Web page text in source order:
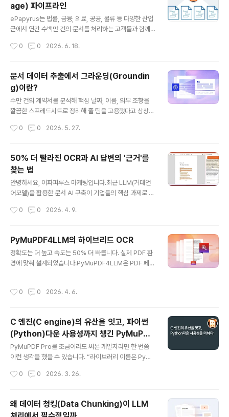
는 점입니다. 별거 아닌 것처럼 보일 수 있지만, 마크다운에
서 PDF를 만드는 작업부터 문서 분석 파이프라인까지, 뒷
단에서 쓰는 여러 도구들이 이 두 기능 덕분에 새로운 방식
구"가 되다지금까지는 PyMuPDF에서 마크다운을 다루려
age) 파이프라인
ePapyrus는 법률, 금융, 의료, 공공, 물류 등 다양한 산업
군에서 연간 수백만 건의 문서를 처리하는 고객들과 함께
조직에서 모든 페이지를 아무 생각 없이 OCR 엔진이나 L
당연히 시간과 비용 면에서 비효율적일 수밖에 없습니다.
그렇기 때문에 문서를 먼저 영리하게 분류하고 걸러내는
'사전 필터링' 작업이 반드시 필요합니다."이 페이지는 스캔
한 이미지일까, 아니면 디지털 텍스트일까?""단순 서식 양
식일까, 표가 빽빽한 보고서일까, 아니면 그냥 평범한 줄글
이지인가?""이 페이지에서 콘텐츠를 가장 효율적으로 뽑아
0 0 2026. 6. 18.
문서 데이터 추출에서 그라운딩(Groundin
g)이란?
수만 건의 계약서를 분석해 핵심 날짜, 이름, 의무 조항을
깔끔한 스프레드시트로 정리해 줄 팀을 고용했다고 상상해
혀 없다면 어떨까요? 무작위로 샘플을 뽑아볼 수도 없고,
템에 입력하고, 다음 단계로 넘어갈 뿐입니다.오늘날 대부
분의 기업이 문서 추출에 AI를 도입하는 방식이 바로 이렇
습니다. 이는 생각보다 심각한 문제가 되고 있죠.이 모든 것
을 바꿔줄 개념이 바로 그라운딩(Grounding) 입니다.그
라운딩이란?그라운딩이란 출력 결과를 원본 근거에 연결
가능한 위치로 추적될 수 있도록 보장하는 것입니다.문서
0 0 2026. 5. 27.
50% 더 빨라진 OCR과 AI 답변의 '근거'를
찾는 법
안녕하세요, 이파피루스 마케팅입니다.최근 LLM(거대언
어모델)을 활용한 문서 AI 구축이 기업들의 핵심 과제로 떠
가 제각각이라 데이터 추출 단계에서 어려움을 겪는 경우
Pro와 웹 기반 PDF SDK인 MuPDF Web Viewer의 대
규모 업데이트를 진행했습니다. "더 빠르게, 더 정확하게,
그리고 더 믿을 수 있게" 변모한 주요 기능을 소개합니다.
된 디지털 PDF조차 전체를 이미지로 굽고 다시 읽어내는
0 0 2026. 4. 9.
PyMuPDF4LLM의 하이브리드 OCR
정확도는 더 높고 속도는 50% 더 빠릅니다. 실제 PDF 환
경에 맞춰 설계되었습니다.PyMuPDF4LLM은 PDF 페이
어 있는 경우 OCR은 완전히 건너뛰어 불필요한 작업을 방
경에서 사용 가능한 OCR 플러그인 중 가장 적합한 것을
자동으로 선택하여 감지 정확도와 처리 속도 사이의 균형
을 유지합니다.내장된 OCR 플러그인은 하이브리드 OCR
전략을 구현합니다. 즉, 추출 가능하고 읽을 수 있는 텍스트
접근 방식은 일반적으로..
0 0 2026. 4. 6.
C 엔진(C engine)의 유산을 잇고, 파이썬
(Python)다운 사용성까지 챙긴 PyMuPDF
Pro
PyMuPDF Pro를 조금이라도 써본 개발자라면 한 번쯤
이런 생각을 했을 수 있습니다. “라이브러리 이름은 PyMu
로 그 질문에서 출발합니다.fitz는 그냥 예전 이름이 아니었
MuPDF는 Artifex가 오래 다듬어 온 엔진으로, PDF 렌더
0 0 2026. 3. 26.
왜 데이터 청킹(Data Chunking)이 LLM